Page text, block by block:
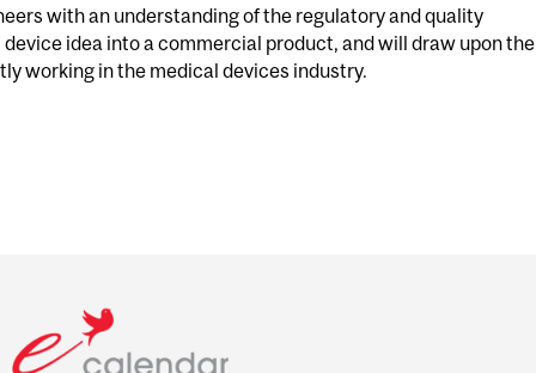
with an understanding of the regulatory and quality
idea into a commercial product, and will draw upon the
working in the medical devices industry.